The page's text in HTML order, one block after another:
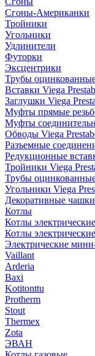
Сгоны-Американки
Тройники
Угольники
Удлинители
Футорки
Эксцентрики
Трубы
Вставки Viega
Заглушки Viega
Муфты прямые
Муфты
Обводы Viega
Разъемные
Редукционные
Тройники Viega
Трубы
Угольники Viega
Декоративные
Котлы
Котлы электрические
Котлы электрические
Электрические
Vaillant
Arderia
Baxi
Kotitonttu
Protherm
Stout
Thermex
Zota
ЭВАН